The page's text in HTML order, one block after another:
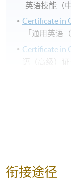
英语技能（
Certificate in
「通用英语
Certificate in
语（高级）证
衔接途径